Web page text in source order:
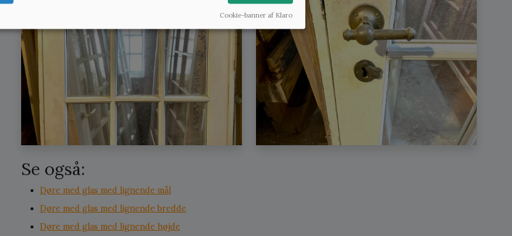
Se også:
Døre med glas med lignende mål
Døre med glas med lignende bredde
Døre med glas med lignende højde
Cookie-banner af Klaro